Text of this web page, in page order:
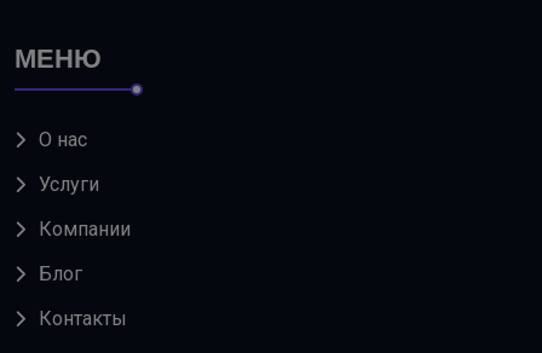
МЕНЮ
О нас
Услуги
Компании
Блог
Контакты